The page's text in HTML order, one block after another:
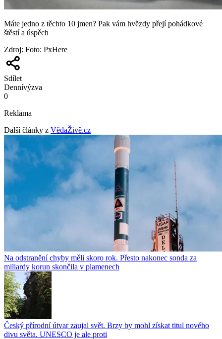
Máte jedno z těchto 10 jmen? Pak vám hvězdy přejí pohádkové
štěstí a úspěch
Zdroj: Foto: PxHere
Sdílet
Dennívýzva
0
Reklama
Další články z VědaŽivě.cz
Na odstranění chyby měli skoro rok. Přesto nakonec sonda za
miliardy korun skončila v plamenech
Český přírodní útvar zaujal svět. Brzy by mohl získat titul nového
divu světa. UNESCO je ale proti